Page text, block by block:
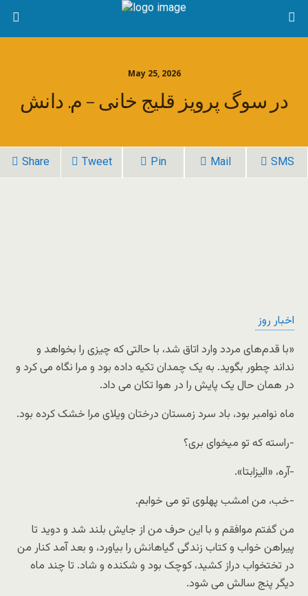
May 25, 2026
در سوگ پرویز قلیج خانی – م. دانش
Share Tweet Pin Mail SMS
اخبار روز
«با قدم‌های مردد وارد اتاق شد، با حالتی که چیزی را بخواهد و
نداند چطور بگوید. به یک چمدان تکیه داده بود و مرا نگاه می کرد و
در همان حال یک پایش را در هوا تکان می داد.
ماه نوامبر بود، باد سرد زمستان درختان ویلای مرا خشک کرده بود.
-راسته که تو میخوای بری؟
-آره، «الیزابتا».
-خب، من امشب پهلوی تو می خوابم.
من گفتم موافقم و با این حرف من از جایش بلند شد و دوید تا
پیراهن خواب و کتاب زندگی گیاهانش را بیاورد، و بعد آمد کنار من
در تختخواب دراز کشید، کوچک بود و شکنده و شاد. تا چند ماه
دیگر پنج سالش می شود.